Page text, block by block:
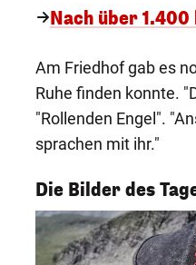
Nach über
Am Friedhof gab es
Ruhe finden konnte.
"Rollenden Engel".
sprachen mit ihr."
Die Bilder des
1/54